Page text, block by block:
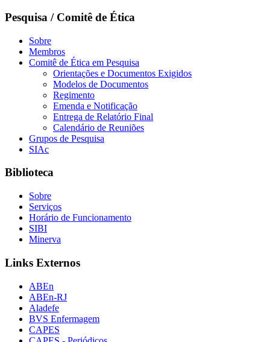
Pesquisa / Comitê de Ética
Sobre
Membros
Comitê de Ética em Pesquisa
Orientações e Documentos Exigidos
Modelos de Documentos
Regimento
Emenda e Notificação
Entrega de Relatório Final
Calendário de Reuniões
Grupos de Pesquisa
SIAc
Biblioteca
Sobre
Serviços
Horário de Funcionamento
SIBI
Minerva
Links Externos
ABEn
ABEn-RJ
Aladefe
BVS Enfermagem
CAPES